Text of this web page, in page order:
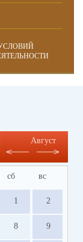
Август
сб вс
1 2
8 9